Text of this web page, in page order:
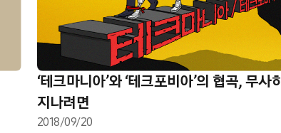
‘테크마니아’와 ‘테크포비아’의 협곡, 무사히
지나려면
2018/09/20